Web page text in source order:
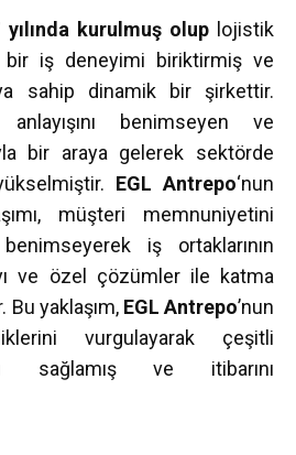
kurulmuş oluplojistik
bir iş deneyimi biriktirmiş ve
sahip dinamik bir şirkettir.
benimseyen ve
bir araya gelerek sektörde
EGL Antrepo‘nun
müşteri memnuniyetini
iş ortaklarının
ve özel çözümler ile katma
Bu yaklaşım, EGL Antrepo’nun
vurgulayarak çeşitli
sağlamış ve itibarını